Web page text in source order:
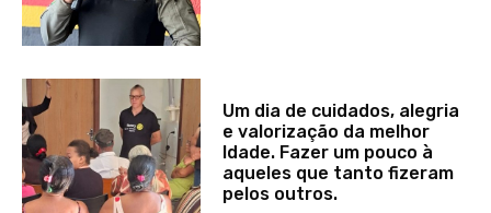
Um dia de cuidados, alegria
e valorização da melhor
Idade. Fazer um pouco à
aqueles que tanto fizeram
pelos outros.